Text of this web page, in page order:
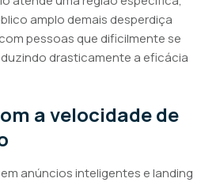
amplo demais desperdiça
pessoas que dificilmente se
drasticamente a eficácia
a velocidade de
anúncios inteligentes e landing